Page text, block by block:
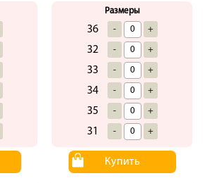
Размеры
36 - +
32 - +
33 - +
34 - +
35 - +
31 - +
Купить